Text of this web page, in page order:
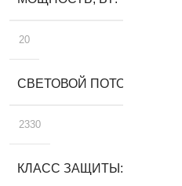
ЛМ
20
СВЕТОВОЙ ПОТОК, ЛМ
2330
КЛАСС ЗАЩИТЫ